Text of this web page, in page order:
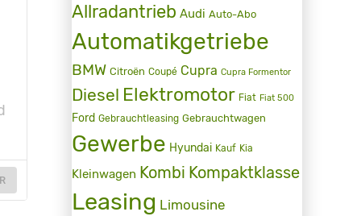
Allradantrieb Audi Auto-Abo
Automatikgetriebe
BMW Citroën Coupé Cupra Cupra Formentor
Diesel Elektromotor Fiat Fiat 500
Ford Gebrauchtleasing Gebrauchtwagen
Gewerbe Hyundai Kauf Kia
Kleinwagen Kombi Kompaktklasse
Leasing Limousine